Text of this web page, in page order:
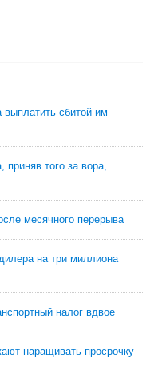
выплатить сбитой им
того за вора,
месячного перерыва
на три миллиона
налог вдвое
наращивать просрочку